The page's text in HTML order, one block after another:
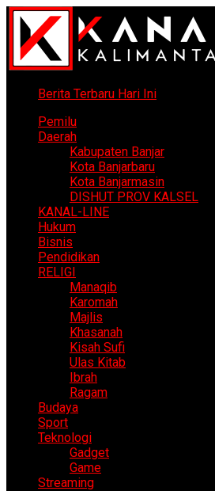
Berita Terbaru Hari Ini
Pemilu
Daerah
Kabupaten Banjar
Kota Banjarbaru
Kota Banjarmasin
DISHUT PROV KALSEL
KANAL-LINE
Hukum
Bisnis
Pendidikan
RELIGI
Manaqib
Karomah
Majlis
Khasanah
Kisah Sufi
Ulas Kitab
Ibrah
Ragam
Budaya
Sport
Teknologi
Gadget
Game
Streaming